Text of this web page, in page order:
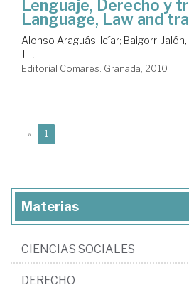
Lenguaje, Derecho y
Language, Law and
Alonso Araguás, Icíar; Baigorri
J.L.
Editorial Comares. Granada, 2010
« 1
Materias
CIENCIAS SOCIALES
DERECHO